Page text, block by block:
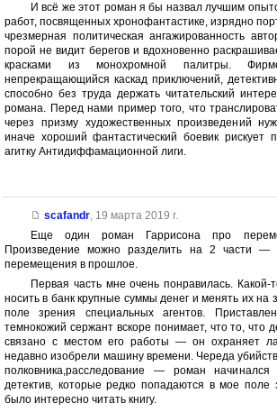
И всё же этот роман я бы назвал лучшим
работ, посвященных хронофантастике, изрядно
чрезмерная политическая ангажированность
порой не видит берегов и вдохновенно
красками из монохромной палитры.
непрекращающийся каскад приключений,
способно без труда держать читательский
романа. Перед нами пример того, что
через призму художественных произведений
иначе хороший фантастический боевик рискует
агитку Антидиффамационной лиги.
scafandr, 19 марта 2019 г.
Еще один роман Гаррисона про
Произведение можно разделить на 2 части —
перемещения в прошлое.
Первая часть мне очень понравилась. Какой-
носить в банк крупные суммы денег и менять их на
поле зрения специальных агентов.
темнокожий сержант вскоре понимает, что то, что
связано с местом его работы — он охраняет
недавно изобрели машину времени. Череда
полковника,расследование — роман
детектив, которые редко попадаются в мое поле
было интересно читать книгу.